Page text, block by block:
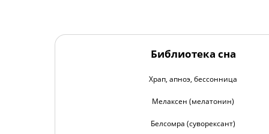
Библиотека сна
Храп, апноэ, бессонница
Мелаксен (мелатонин)
Белсомра (суворексант)